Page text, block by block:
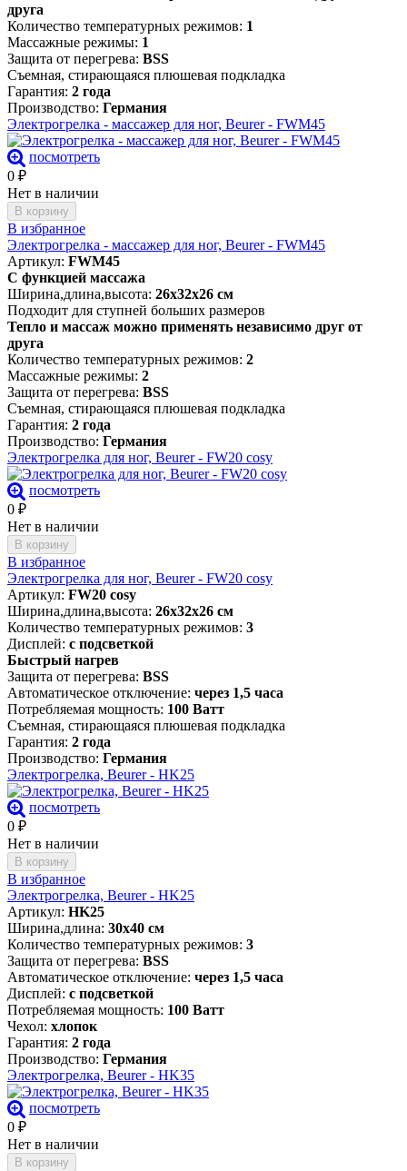
друга
Количество температурных режимов: 1
Массажные режимы: 1
Защита от перегрева: BSS
Съемная, стирающаяся плюшевая подкладка
Гарантия: 2 года
Производство: Германия
Электрогрелка - массажер для ног, Beurer - FWM45
посмотреть
0 ₽
Нет в наличии
В корзину
В избранное
Электрогрелка - массажер для ног, Beurer - FWM45
Артикул: FWM45
C функцией массажа
Ширина,длина,высота: 26x32x26 см
Подходит для ступней больших размеров
Тепло и массаж можно применять независимо друг от
друга
Количество температурных режимов: 2
Массажные режимы: 2
Защита от перегрева: BSS
Съемная, стирающаяся плюшевая подкладка
Гарантия: 2 года
Производство: Германия
Электрогрелка для ног, Beurer - FW20 cosy
посмотреть
0 ₽
Нет в наличии
В корзину
В избранное
Электрогрелка для ног, Beurer - FW20 cosy
Артикул: FW20 cosy
Ширина,длина,высота: 26х32х26 см
Количество температурных режимов: 3
Дисплей: с подсветкой
Быстрый нагрев
Защита от перегрева: BSS
Автоматическое отключение: через 1,5 часа
Потребляемая мощность: 100 Ватт
Съемная, стирающаяся плюшевая подкладка
Гарантия: 2 года
Производство: Германия
Электрогрелка, Beurer - HK25
посмотреть
0 ₽
Нет в наличии
В корзину
В избранное
Электрогрелка, Beurer - HK25
Артикул: HK25
Ширина,длина: 30х40 см
Количество температурных режимов: 3
Защита от перегрева: BSS
Автоматическое отключение: через 1,5 часа
Дисплей: с подсветкой
Потребляемая мощность: 100 Ватт
Чехол: хлопок
Гарантия: 2 года
Производство: Германия
Электрогрелка, Beurer - HK35
посмотреть
0 ₽
Нет в наличии
В корзину